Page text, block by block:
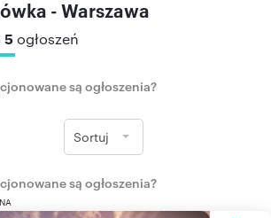
- Warszawa
5ogłoszeń
są ogłoszenia?
Sortuj
są ogłoszenia?